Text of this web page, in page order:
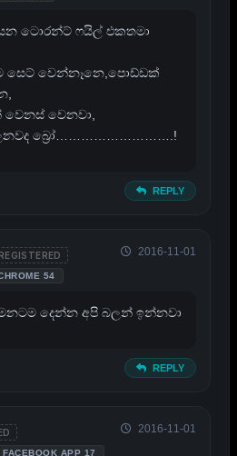
ටොරන්ට් ෆයිල් එකතමා
සෙට් වෙන්නෑනෙ,පොඩ්ඩක්
වෙනවා,
බ්‍රෝ……………………….!
REPLY
54
2016-11-01
දෙන්න අපි බලන් ඉන්නවා
REPLY
FACEBOOK APP 17
2016-11-01